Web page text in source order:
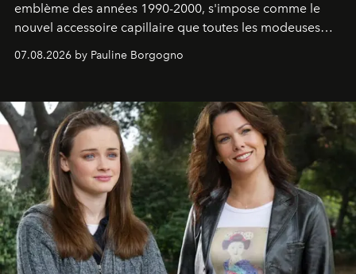
emblème des années 1990-2000, s'impose comme le
nouvel accessoire capillaire que toutes les modeuses
s'arrachent déjà.
07.08.2026 by Pauline Borgogno